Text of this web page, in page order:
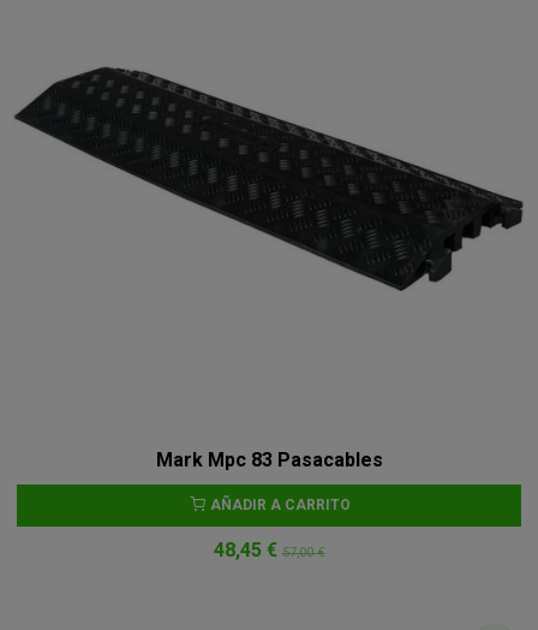
Mark Mpc 83 Pasacables
AÑADIR A CARRITO
48,45 €57,00 €